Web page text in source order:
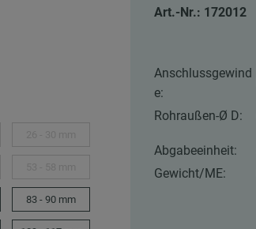
83 - 90 mm
Art.-Nr.: 172012
Anschlussgewind
e:
Rohraußen-Ø D:
Abgabeeinheit:
Gewicht/ME: